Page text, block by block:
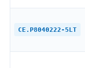
CE.P8040222-5LT